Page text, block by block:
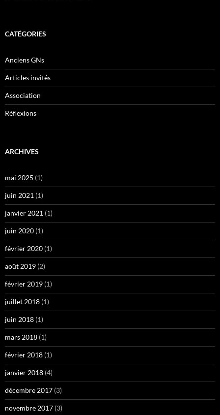
CATÉGORIES
Anciens GNs
Articles invités
Association
Réflexions
ARCHIVES
mai 2025 (1)
juin 2021 (1)
janvier 2021 (1)
juin 2020 (1)
février 2020 (1)
août 2019 (2)
février 2019 (1)
juillet 2018 (1)
juin 2018 (1)
mars 2018 (1)
février 2018 (1)
janvier 2018 (4)
décembre 2017 (3)
novembre 2017 (3)